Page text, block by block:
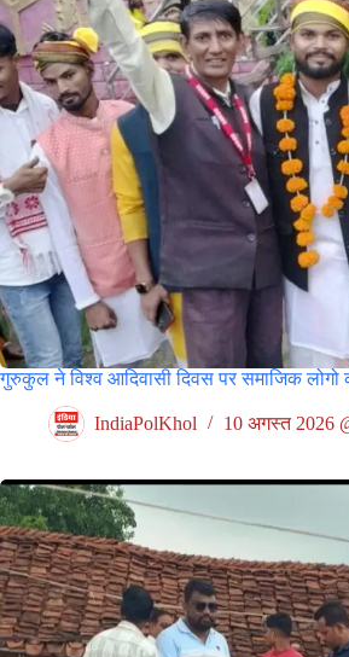
गुरुकुल ने विश्व आदिवासी दिवस पर समाजिक लोगो
IndiaPolKhol 10 अगस्त 2026 @